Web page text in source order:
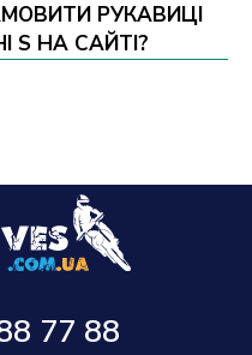
РУКАВИЦІ
S НА САЙТІ?
77 88